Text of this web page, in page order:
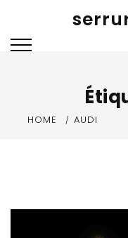
content
HOME AUDI